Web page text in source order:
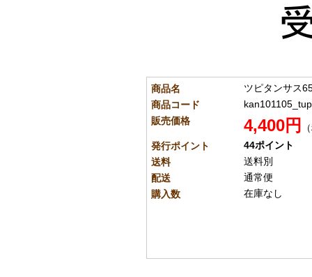
商品名
ツピタンサス
商品コード
販売価格
4,400円
発行ポイント
44ポイント
送料
送料別
配送
通常便
購入数
在庫なし